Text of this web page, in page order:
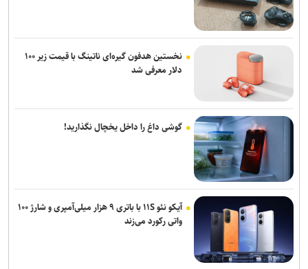
نخستین هدفون گیره‌ای ناتینگ با قیمت زیر ۱۰۰
دلار معرفی شد
گوشی داغ را داخل یخچال نگذارید!
آیکو نئو ۱۱S با باتری ۹ هزار میلی‌آمپری و شارژ ۱۰۰
واتی رکورد می‌زند